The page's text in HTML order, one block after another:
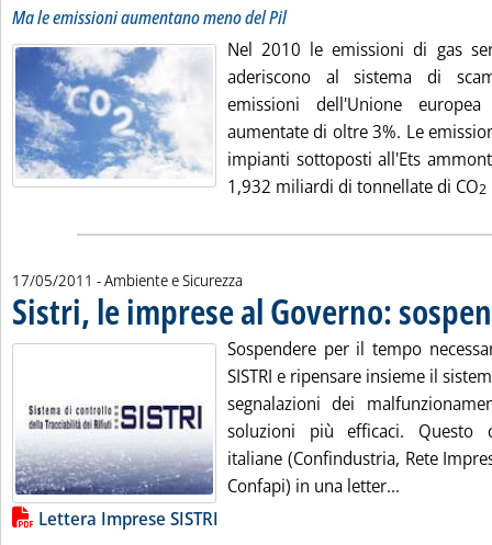
Ma le emissioni aumentano meno del Pil
Nel 2010 le emissioni di gas
aderiscono al sistema di
emissioni dell'Unione
aumentate di oltre 3%. Le
impianti sottoposti all'Ets
1,932 miliardi di tonnellate di CO2
17/05/2011 - Ambiente e Sicurezza
Sistri, le imprese al Governo:
Sospendere per il tempo
SISTRI e ripensare insieme il
segnalazioni dei
soluzioni più efficaci. Questo
italiane (Confindustria, Rete
Confapi) in una letter...
Lista allegati PDF alla notizia
Lettera Imprese SISTRI